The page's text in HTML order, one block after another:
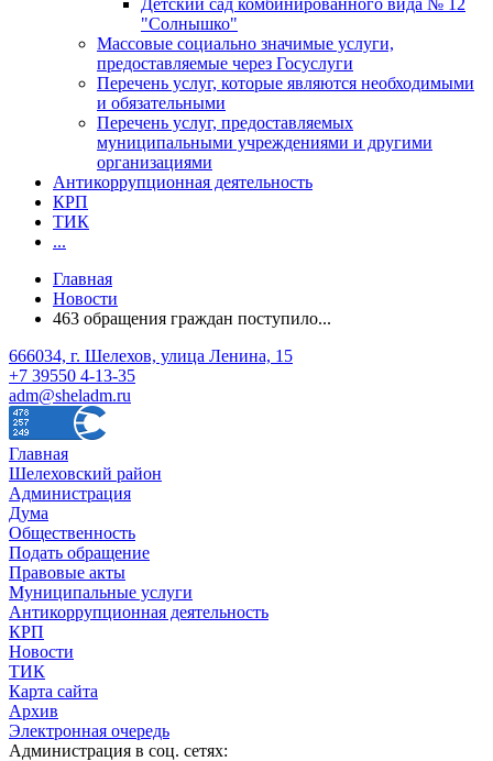
"Солнышко"
Массовые социально значимые услуги,
предоставляемые через Госуслуги
Перечень услуг, которые являются необходимыми
и обязательными
Перечень услуг, предоставляемых
муниципальными учреждениями и другими
организациями
Антикоррупционная деятельность
КРП
ТИК
...
Главная
Новости
463 обращения граждан поступило...
666034, г. Шелехов, улица Ленина, 15
+7 39550 4-13-35
adm@sheladm.ru
Главная
Шелеховский район
Администрация
Дума
Общественность
Подать обращение
Правовые акты
Муниципальные услуги
Антикоррупционная деятельность
КРП
Новости
ТИК
Карта сайта
Архив
Электронная очередь
Администрация в соц. сетях: